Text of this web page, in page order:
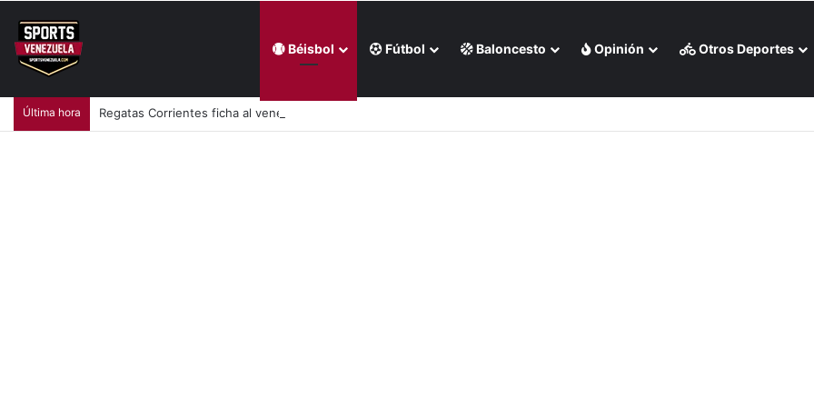
Béisbol Fútbol Baloncesto Opinión Otros Deportes
Última hora Regatas Corrientes ficha al venezolano Elián Centeno